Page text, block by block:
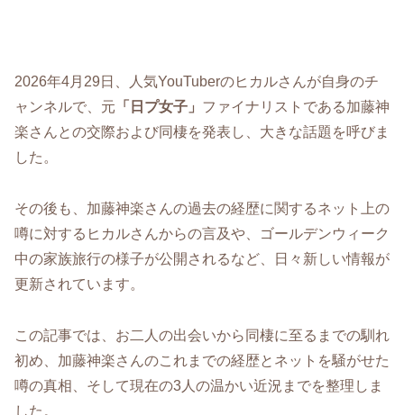
2026年4月29日、人気YouTuberのヒカルさんが自身のチ
ャンネルで、元 「日プ女子」 ファイナリストである加藤神
楽さんとの交際および同棲を発表し、大きな話題を呼びま
した。
その後も、加藤神楽さんの過去の経歴に関するネット上の
噂に対するヒカルさんからの言及や、ゴールデンウィーク
中の家族旅行の様子が公開されるなど、日々新しい情報が
更新されています。
この記事では、お二人の出会いから同棲に至るまでの馴れ
初め、加藤神楽さんのこれまでの経歴とネットを騒がせた
噂の真相、そして現在の3人の温かい近況までを整理しま
した。